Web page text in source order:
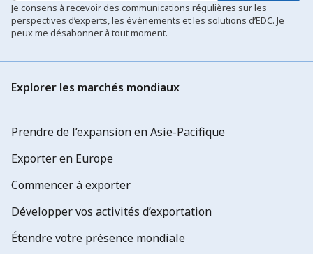
Je consens à recevoir des communications régulières sur les
perspectives d’experts, les événements et les solutions d’EDC. Je
peux me désabonner à tout moment.
Explorer les marchés mondiaux
Prendre de l’expansion en Asie-Pacifique
Exporter en Europe
Commencer à exporter
Développer vos activités d’exportation
Étendre votre présence mondiale